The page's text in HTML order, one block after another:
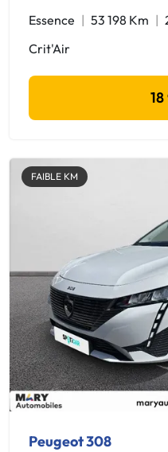
Essence 53 198 Km
Crit'Air
FAIBLE KM
Peugeot 308